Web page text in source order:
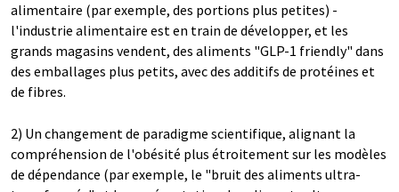
alimentaire (par exemple, des portions plus petites) -
l'industrie alimentaire est en train de développer, et les
grands magasins vendent, des aliments "GLP-1 friendly" dans
des emballages plus petits, avec des additifs de protéines et
de fibres.
2) Un changement de paradigme scientifique, alignant la
compréhension de l'obésité plus étroitement sur les modèles
de dépendance (par exemple, le "bruit des aliments ultra-